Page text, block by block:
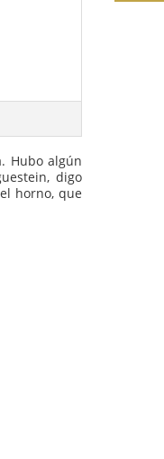
debía. Hubo algún
baguestein, digo
del horno, que